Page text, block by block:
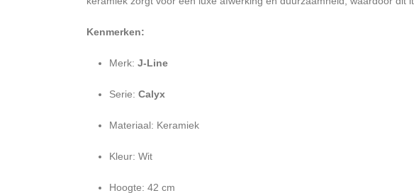
Kenmerken:
Merk: J-Line
Serie: Calyx
Materiaal: Keramiek
Kleur: Wit
Hoogte: 42 cm